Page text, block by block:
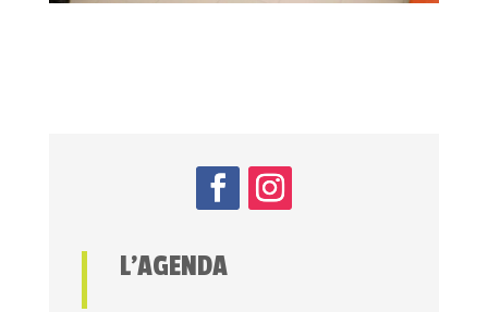
L’AGENDA